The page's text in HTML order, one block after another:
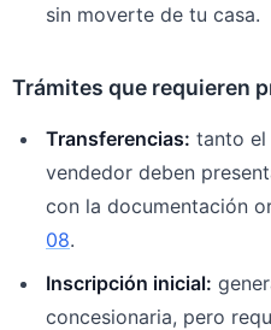
sin moverte de tu casa.
Trámites que requieren
Transferencias: tanto el
vendedor deben
con la documentación
08.
Inscripción inicial:
concesionaria, pero